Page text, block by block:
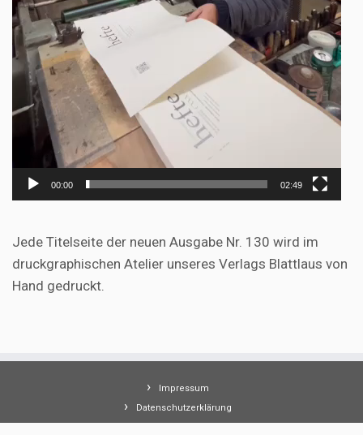
00:00 02:49
Jede Titelseite der neuen Ausgabe Nr. 130 wird im
druckgraphischen Atelier unseres Verlags Blattlaus von
Hand gedruckt.
Impressum
Datenschutzerklärung